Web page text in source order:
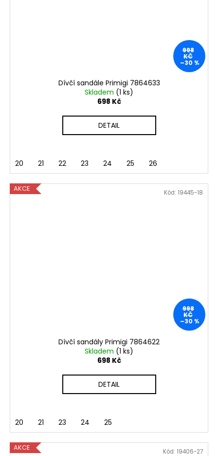
998
KČ
–30 %
Dívčí sandále Primigi 7864633
Skladem (1 ks)
698 Kč
DETAIL
20 21 22 23 24 25 26
AKCE
998
KČ
–30 %
Dívčí sandály Primigi 7864622
Skladem (1 ks)
698 Kč
DETAIL
20 21 23 24 25
Kód: 19445-18
AKCE Kód: 19406-27